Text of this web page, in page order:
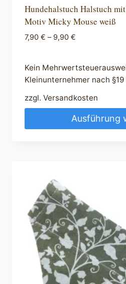
Hundehalstuch Halstuch
Motiv Micky Mouse weiß
7,90 € – 9,90 €
Kein
Kleinunternehmer nach §19
zzgl. Versandkosten
Ausführung
Varianten
auf.
Die
Optionen
können